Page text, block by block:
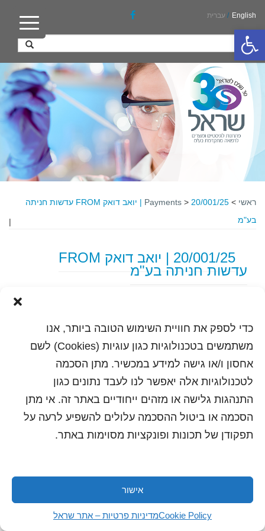
פתח סרגל נגישות
כדי לספק את חוויית השימוש הטובה ביותר, אנו
משתמשים בטכנולוגיות כגון עוגיות (Cookies) לשם
אחסון ו/או גישה למידע במכשיר. מתן הסכמה
לטכנולוגיות אלה יאפשר לנו לעבד נתונים כגון
התנהגות גלישה או מזהים ייחודיים באתר זה. אי מתן
הסכמה או ביטול ההסכמה עלולים להשפיע לרעה על
תפקודן של תכונות ופונקציות מסוימות באתר.
אישור
Cookie Policyמדיניות פרטיות – אתר שראל
English
/ עברית
ראשי >
Payments >
20/001/25 | יואב דואק FROM עדשות חניתה
בע"מ
|
20/001/25 | יואב דואק FROM
עדשות חניתה בע"מ
כל הזכויות שמורות לשראל 2018 | עיצוב ותכנות: סטודיו
"היוצרים"